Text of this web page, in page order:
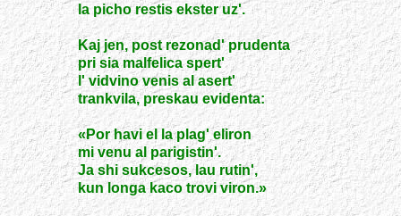
la picho restis ekster uz'.
Kaj jen, post rezonad' prudenta
pri sia malfelica spert'
l' vidvino venis al asert'
trankvila, preskau evidenta:
«Por havi el la plag' eliron
mi venu al parigistin'.
Ja shi sukcesos, lau rutin',
kun longa kaco trovi viron.»